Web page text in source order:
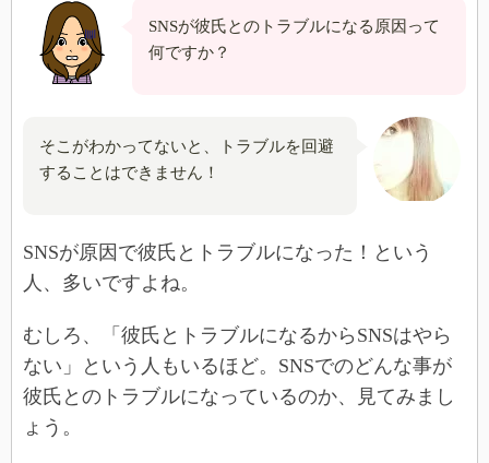
SNSが彼氏とのトラブルになる原因って
何ですか？
そこがわかってないと、トラブルを回避
することはできません！
SNSが原因で彼氏とトラブルになった！という
人、多いですよね。
むしろ、「彼氏とトラブルになるからSNSはやら
ない」という人もいるほど。SNSでのどんな事が
彼氏とのトラブルになっているのか、見てみまし
ょう。